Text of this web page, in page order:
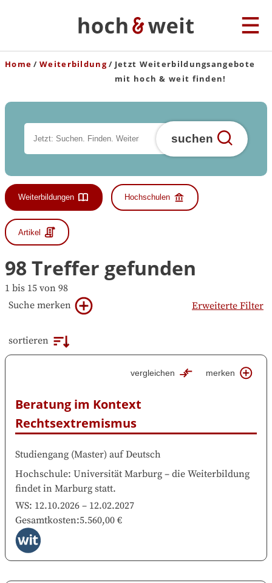
Home Weiterbildung
Jetzt Weiterbildungsangebote
mit hoch & weit finden!
suchen
Weiterbildungen Hochschulen
Artikel
98 Treffer gefunden
1 bis 15 von 98
Suche merken
Erweiterte Filter
sortieren
Beratung im Kontext
Rechtsextremismus
vergleichen merken
Studiengang (Master) auf Deutsch
Hochschule: Universität Marburg – die Weiterbildung
findet in Marburg statt.
WS: 12.10.2026 – 12.02.2027
Gesamtkosten:5.560,00 €